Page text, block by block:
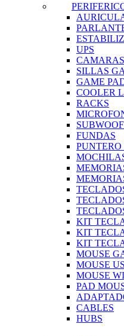
UPS
SILLAS
GAME
COOLER
RACKS
FUNDAS
PUNTERO
KIT
KIT
KIT
MOUSE
MOUSE
MOUSE
PAD
CABLES
HUBS